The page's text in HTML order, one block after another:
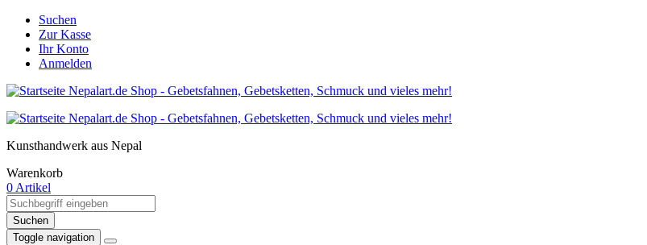
Suchen
Zur Kasse
Ihr Konto
Anmelden
Kunsthandwerk aus Nepal
Warenkorb
0 Artikel
Suchen
Toggle navigation